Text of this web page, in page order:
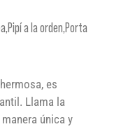
a la orden,Porta
es
Llama la
única y